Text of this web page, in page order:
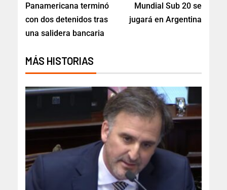
Panamericana terminó
con dos detenidos tras
una salidera bancaria
Mundial Sub 20 se
jugará en Argentina
MÁS HISTORIAS